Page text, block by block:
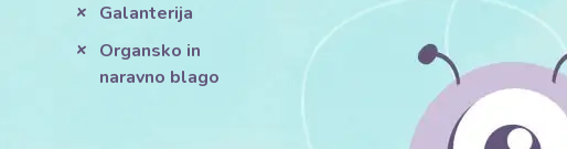
Galanterija
Organsko in
naravno blago